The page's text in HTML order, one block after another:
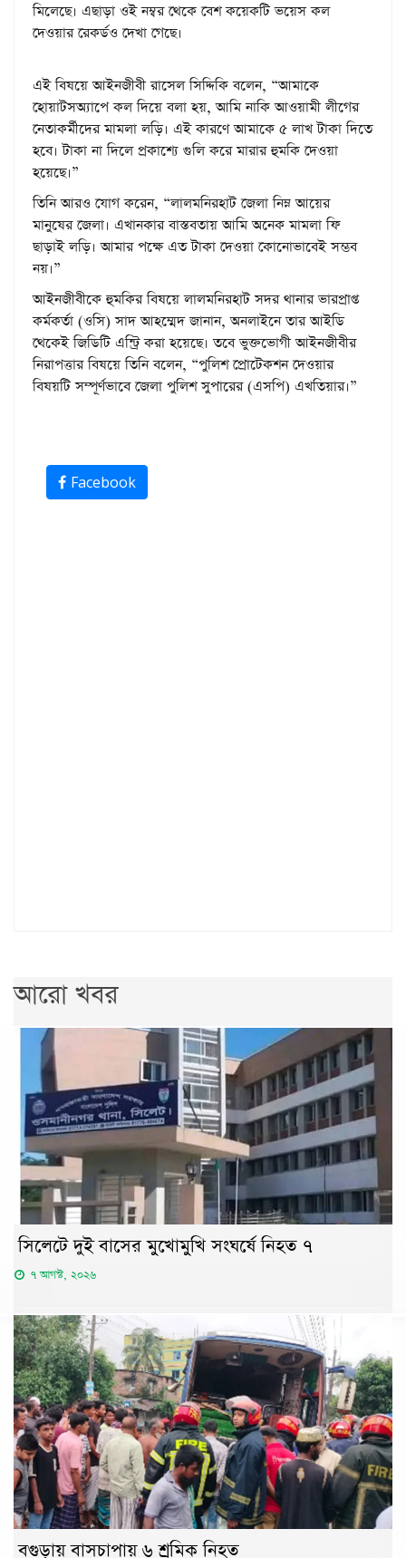
মিলেছে। এছাড়া ওই নম্বর থেকে বেশ কয়েকটি ভয়েস কল
দেওয়ার রেকর্ডও দেখা গেছে।
এই বিষয়ে আইনজীবী রাসেল সিদ্দিকি বলেন, “আমাকে
হোয়াটসঅ্যাপে কল দিয়ে বলা হয়, আমি নাকি আওয়ামী লীগের
নেতাকর্মীদের মামলা লড়ি। এই কারণে আমাকে ৫ লাখ টাকা দিতে
হবে। টাকা না দিলে প্রকাশ্যে গুলি করে মারার হুমকি দেওয়া
হয়েছে।”
তিনি আরও যোগ করেন, “লালমনিরহাট জেলা নিম্ন আয়ের
মানুষের জেলা। এখানকার বাস্তবতায় আমি অনেক মামলা ফি
ছাড়াই লড়ি। আমার পক্ষে এত টাকা দেওয়া কোনোভাবেই সম্ভব
নয়।”
আইনজীবীকে হুমকির বিষয়ে লালমনিরহাট সদর থানার ভারপ্রাপ্ত
কর্মকর্তা (ওসি) সাদ আহম্মেদ জানান, অনলাইনে তার আইডি
থেকেই জিডিটি এন্ট্রি করা হয়েছে। তবে ভুক্তভোগী আইনজীবীর
নিরাপত্তার বিষয়ে তিনি বলেন, “পুলিশ প্রোটেকশন দেওয়ার
বিষয়টি সম্পূর্ণভাবে জেলা পুলিশ সুপারের (এসপি) এখতিয়ার।”
Facebook
আরো খবর
সিলেটে দুই বাসের মুখোমুখি সংঘর্ষে নিহত ৭
৭ আগস্ট, ২০২৬
বগুড়ায় বাসচাপায় ৬ শ্রমিক নিহত